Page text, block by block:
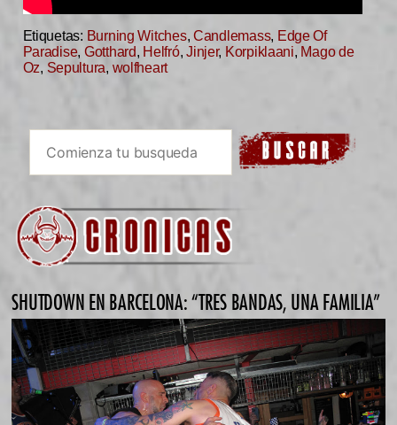
Etiquetas: Burning Witches,Candlemass, Edge Of
Paradise, Gotthard, Helfró,Jinjer, Korpiklaani, Mago de
Oz, Sepultura, wolfheart
SHUTDOWN EN BARCELONA: “TRES BANDAS, UNA FAMILIA”